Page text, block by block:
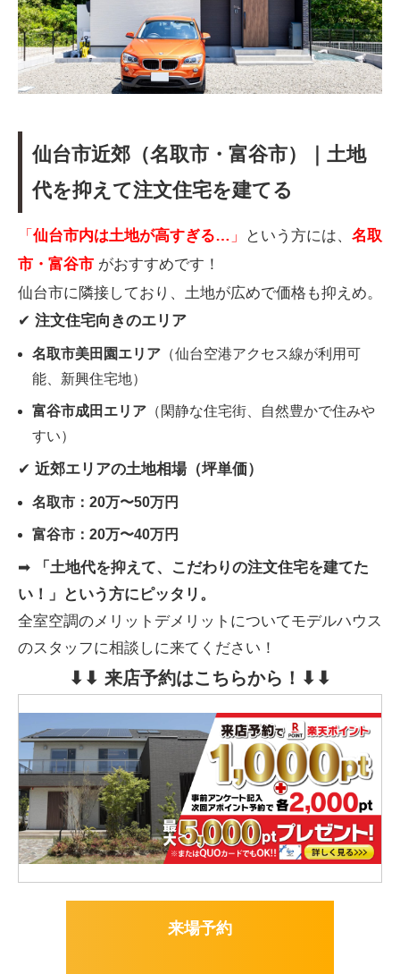
仙台市近郊（名取市・富谷市）｜土地
代を抑えて注文住宅を建てる
「 仙台市内は土地が高すぎる… 」 という方には、 名取
市・富谷市 がおすすめです！
仙台市に隣接しており、土地が広めで価格も抑えめ。
✔ 注文住宅向きのエリア
名取市美田園エリア （仙台空港アクセス線が利用可
能、新興住宅地）
富谷市成田エリア （閑静な住宅街、自然豊かで住みや
すい）
✔ 近郊エリアの土地相場（坪単価）
名取市：20万〜50万円
富谷市：20万〜40万円
➡
「土地代を抑えて、こだわりの注文住宅を建てた
い！」という方にピッタリ。
全室空調のメリットデメリットについてモデルハウス
のスタッフに相談しに来てください！
⬇︎⬇︎ 来店予約はこちらから！⬇︎⬇︎
来場予約